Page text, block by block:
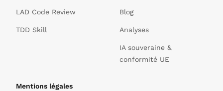
LAD Code Review
TDD Skill
Blog
Analyses
IA souveraine &
conformité UE
Mentions légales